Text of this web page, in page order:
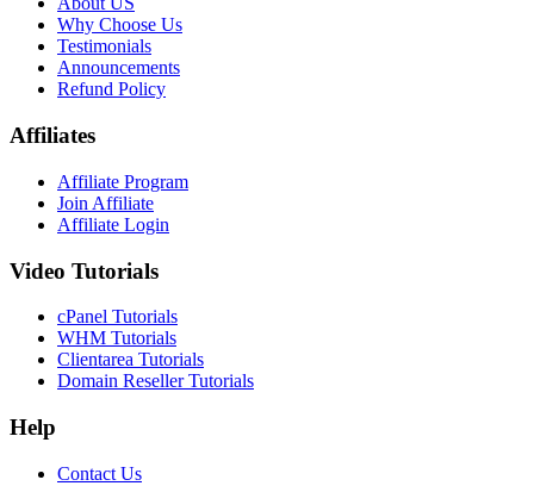
Why Choose Us
Testimonials
Announcements
Refund Policy
Affiliates
Affiliate Program
Join Affiliate
Affiliate Login
Video Tutorials
cPanel Tutorials
WHM Tutorials
Clientarea Tutorials
Domain Reseller Tutorials
Help
Contact Us